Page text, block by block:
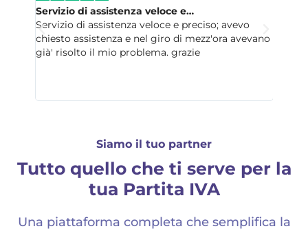
avevano
Mi sono ricreduta
Dopo la prima esperienza non del tutto positiva,
mi devo ricredere sul servizio. Ho trovato un
operatore competente, disponibile e paziente.
Siamo il tuo partner
Tutto quello che ti serve per la
tua Partita IVA
Una piattaforma completa che semplifica la